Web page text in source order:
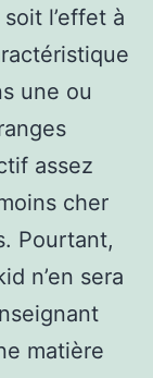
l’effet à
une ou
assez
cher
Pourtant,
n’en sera
matière